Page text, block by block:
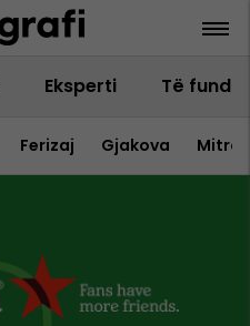
Eksperti Të fundit
Ferizaj Gjakova